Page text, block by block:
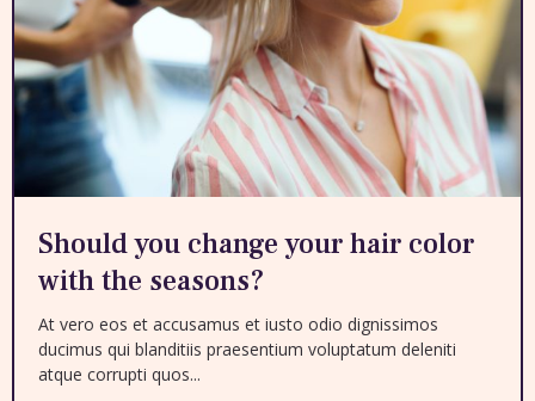
Should you change your hair color
with the seasons?
At vero eos et accusamus et iusto odio dignissimos
ducimus qui blanditiis praesentium voluptatum deleniti
atque corrupti quos...